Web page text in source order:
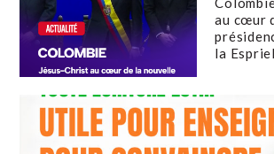
au cœur
la